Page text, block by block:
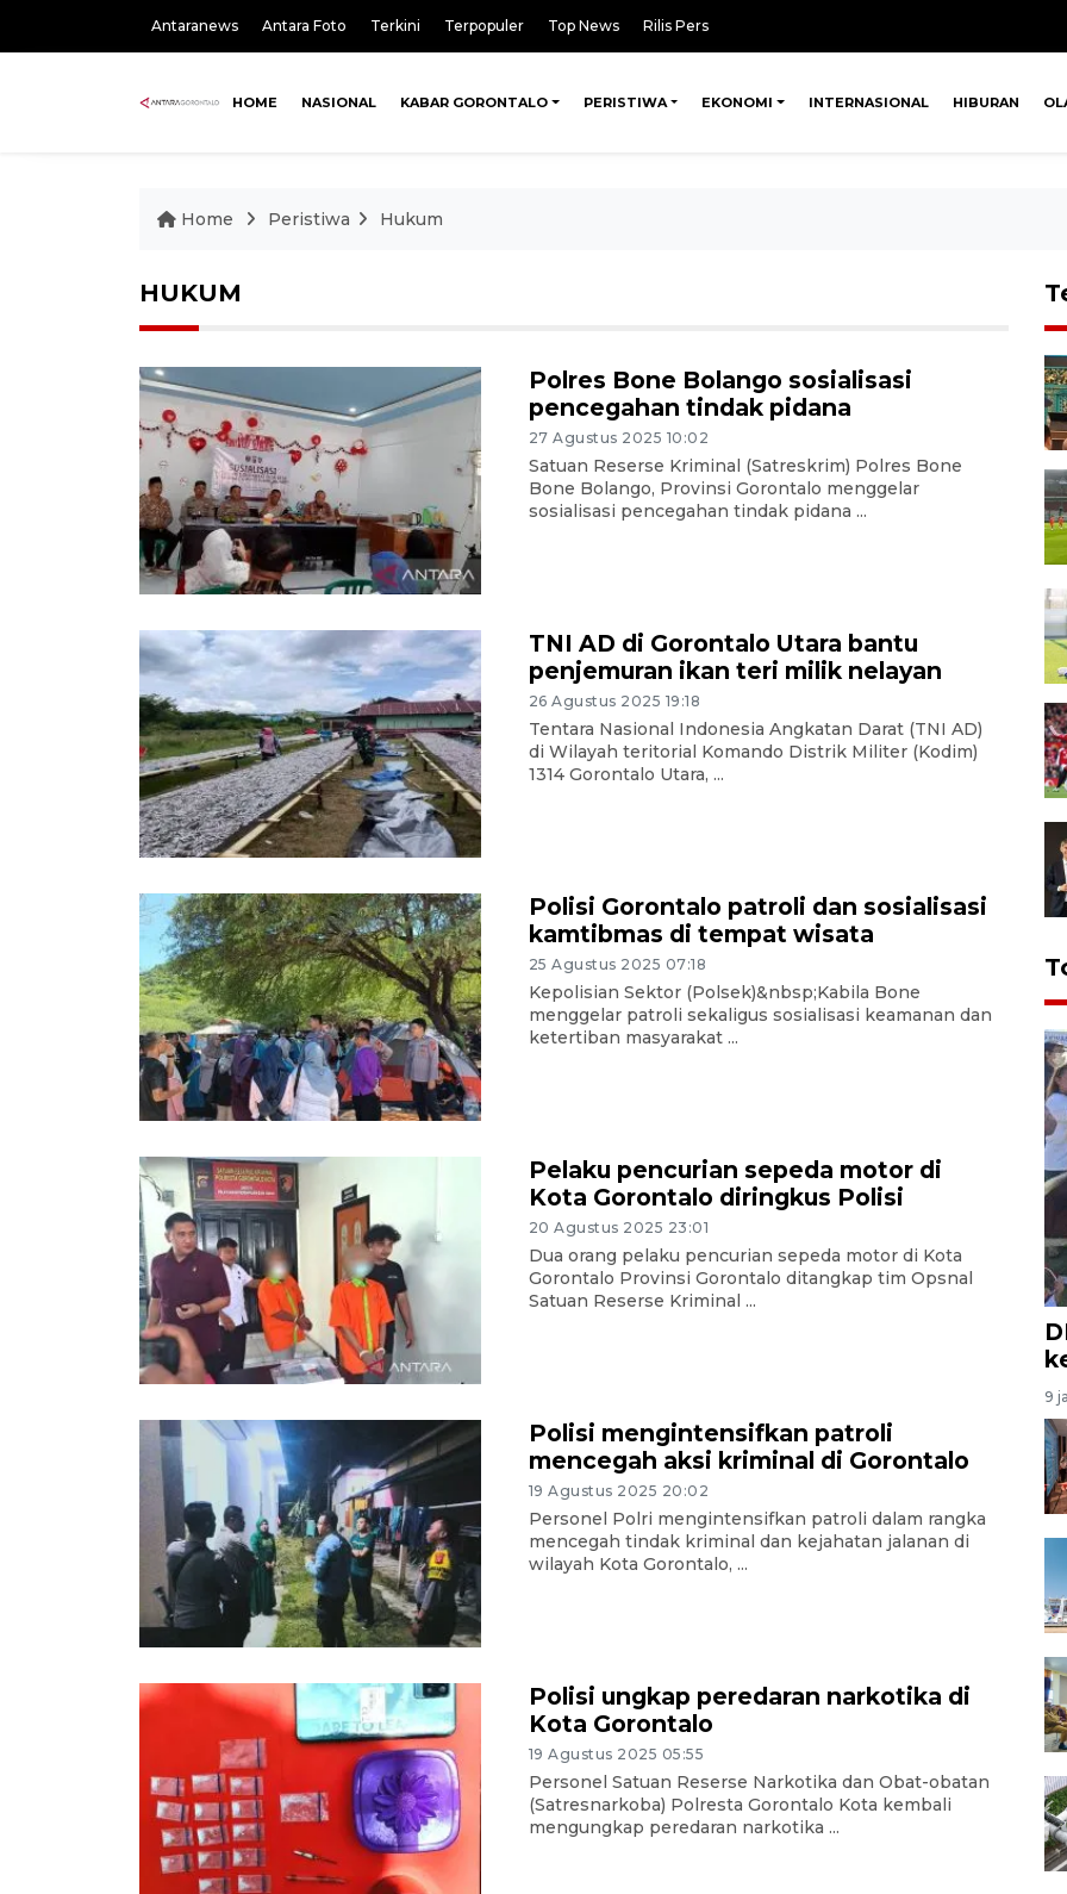
Antaranews Antara Foto Terkini Terpopuler Top News Rilis Pers
HOME NASIONAL KABAR GORONTALO PERISTIWA EKONOMI INTERNASIONAL HIBURAN
Home Peristiwa Hukum
HUKUM
Polres Bone Bolango sosialisasi
pencegahan tindak pidana
27 Agustus 2025 10:02
Satuan Reserse Kriminal (Satreskrim) Polres Bone
Bone Bolango, Provinsi Gorontalo menggelar
sosialisasi pencegahan tindak pidana ...
TNI AD di Gorontalo Utara bantu
penjemuran ikan teri milik nelayan
26 Agustus 2025 19:18
Tentara Nasional Indonesia Angkatan Darat (TNI AD)
di Wilayah teritorial Komando Distrik Militer (Kodim)
1314 Gorontalo Utara, ...
Polisi Gorontalo patroli dan sosialisasi
kamtibmas di tempat wisata
25 Agustus 2025 07:18
Kepolisian Sektor (Polsek)&nbsp;Kabila Bone
menggelar patroli sekaligus sosialisasi keamanan dan
ketertiban masyarakat ...
Pelaku pencurian sepeda motor di
Kota Gorontalo diringkus Polisi
20 Agustus 2025 23:01
Dua orang pelaku pencurian sepeda motor di Kota
Gorontalo Provinsi Gorontalo ditangkap tim Opsnal
Satuan Reserse Kriminal ...
Polisi mengintensifkan patroli
mencegah aksi kriminal di Gorontalo
19 Agustus 2025 20:02
Personel Polri mengintensifkan patroli dalam rangka
mencegah tindak kriminal dan kejahatan jalanan di
wilayah Kota Gorontalo, ...
Polisi ungkap peredaran narkotika di
Kota Gorontalo
19 Agustus 2025 05:55
Personel Satuan Reserse Narkotika dan Obat-obatan
(Satresnarkoba) Polresta Gorontalo Kota kembali
mengungkap peredaran narkotika ...
9